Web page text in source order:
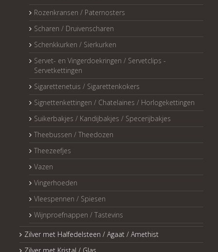
Rozenkransen / Paternosters
Scharen / Druivenscharen
Schenkkurken / Sierkurken
Servet- en Vingerdoekringen / Servetclips -
Servetkettingen
Sigarettenetuis / Sigarettenkokers
Signettenkettingen / Chatelaines / Horlogekettingen
Suikerbakjes / Kandijbakjes / Specerijbakjes
Theebussen / Theedozen
Theezeefjes
Vazen
Vingerhoeden
Vleespennen / Spiesen
Wijnproefnappen / Tastevins
Zilver met Halfedelsteen / Agaat / Amethist